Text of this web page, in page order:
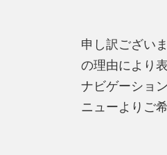
申し訳ござい
の理由により
ナビゲーショ
ニューよりご